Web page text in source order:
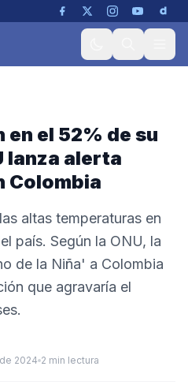
en el 52% de su
lanza alerta
Colombia
altas temperaturas en
país. Según la ONU, la
de la Niña' a Colombia
que agravaría el
2024 2 min lectura